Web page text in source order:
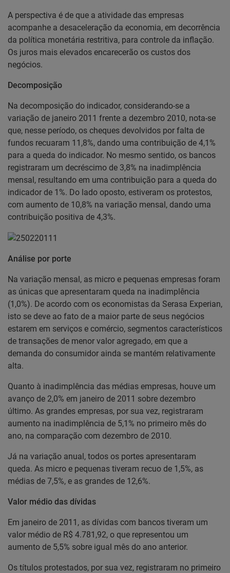
A perspectiva é de que a atividade das empresas
acompanhe a desaceleração da economia, em decorrência
da política monetária restritiva, para controle da inflação.
Os juros mais elevados encarecerão os custos dos
negócios.
Decomposição
Na decomposição do indicador, considerando-se a
variação de janeiro 2011 frente a dezembro 2010, nota-se
que, nesse período, os cheques devolvidos por falta de
fundos recuaram 11,8%, dando uma contribuição de 4,1%
para a queda do indicador. No mesmo sentido, os bancos
registraram um decréscimo de 3,8% na inadimplência
mensal, resultando em uma contribuição para a queda do
indicador de 1%. Do lado oposto, estiveram os protestos,
com aumento de 10,8% na variação mensal, dando uma
contribuição positiva de 4,3%.
Análise por porte
Na variação mensal, as micro e pequenas empresas foram
as únicas que apresentaram queda na inadimplência
(1,0%). De acordo com os economistas da Serasa Experian,
isto se deve ao fato de a maior parte de seus negócios
estarem em serviços e comércio, segmentos característicos
de transações de menor valor agregado, em que a
demanda do consumidor ainda se mantém relativamente
alta.
Quanto à inadimplência das médias empresas, houve um
avanço de 2,0% em janeiro de 2011 sobre dezembro
último. As grandes empresas, por sua vez, registraram
aumento na inadimplência de 5,1% no primeiro mês do
ano, na comparação com dezembro de 2010.
Já na variação anual, todos os portes apresentaram
queda. As micro e pequenas tiveram recuo de 1,5%, as
médias de 7,5%, e as grandes de 12,6%.
Valor médio das dívidas
Em janeiro de 2011, as dívidas com bancos tiveram um
valor médio de R$ 4.781,92, o que representou um
aumento de 5,5% sobre igual mês do ano anterior.
Os títulos protestados, por sua vez, registraram no primeiro